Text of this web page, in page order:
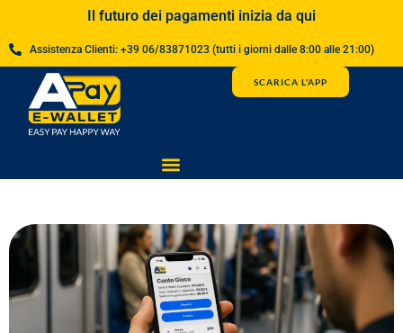
Il futuro dei pagamenti inizia da qui
Assistenza Clienti: +39 06/83871023 (tutti i giorni dalle 8:00 alle 21:00)
SCARICA L'APP